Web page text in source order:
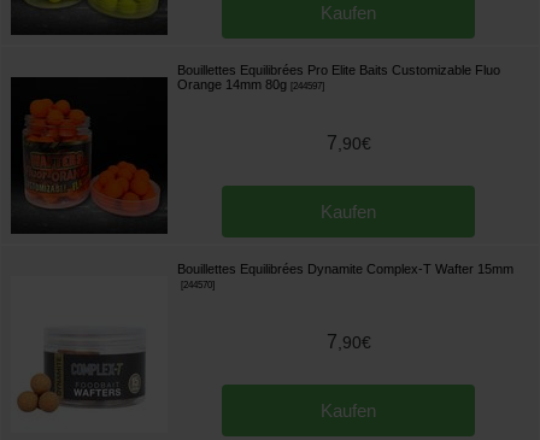
Kaufen
Bouillettes Equilibrées Pro Elite Baits Customizable Fluo
Orange 14mm 80g [244597]
7 90€
Kaufen
Bouillettes Equilibrées Dynamite Complex-T Wafter 15mm
[244570]
7 90€
Kaufen